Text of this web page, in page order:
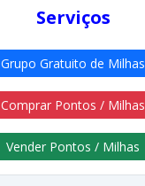
Serviços
Grupo Gratuito de Milhas
Comprar Pontos / Milhas
Vender Pontos / Milhas